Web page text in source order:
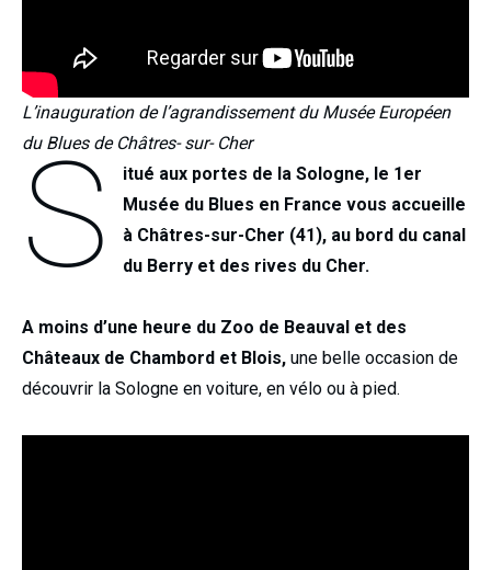
L’inauguration de l’agrandissement du Musée Européen
du Blues de Châtres- sur- Cher
S
itué aux portes de la Sologne, le 1er
Musée du Blues en France vous accueille
à Châtres-sur-Cher (41), au bord du canal
du Berry et des rives du Cher.
A moins d’une heure du Zoo de Beauval et des
Châteaux de Chambord et Blois, une belle occasion de
découvrir la Sologne en voiture, en vélo ou à pied.